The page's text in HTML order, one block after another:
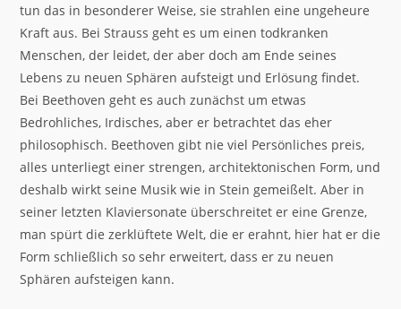
tun das in besonderer Weise, sie strahlen eine ungeheure
Kraft aus. Bei Strauss geht es um einen todkranken
Menschen, der leidet, der aber doch am Ende seines
Lebens zu neuen Sphären aufsteigt und Erlösung findet.
Bei Beethoven geht es auch zunächst um etwas
Bedrohliches, Irdisches, aber er betrachtet das eher
philosophisch. Beethoven gibt nie viel Persönliches preis,
alles unterliegt einer strengen, architektonischen Form, und
deshalb wirkt seine Musik wie in Stein gemeißelt. Aber in
seiner letzten Klaviersonate überschreitet er eine Grenze,
man spürt die zerklüftete Welt, die er erahnt, hier hat er die
Form schließlich so sehr erweitert, dass er zu neuen
Sphären aufsteigen kann.